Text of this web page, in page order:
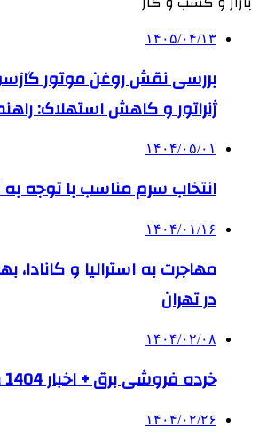
۱۴۰۵/۰۴/۱۳
بررسی نقش روغن موتور
ژنراتور و کاهش استهلاک:
۱۴۰۴/۰۵/۰۱
انتخاب سرم مناسب با توجه
۱۴۰۴/۰۱/۱۶
مهاجرت به استرالیا و کانادا،
در تهران
۱۴۰۴/۰۲/۰۸
خرده فروشی برق + اخبار 1404 صنعت برق
۱۴۰۴/۰۲/۲۶